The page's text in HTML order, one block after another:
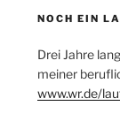
NOCH EIN
Drei Jahre
meiner
www.wr.de/